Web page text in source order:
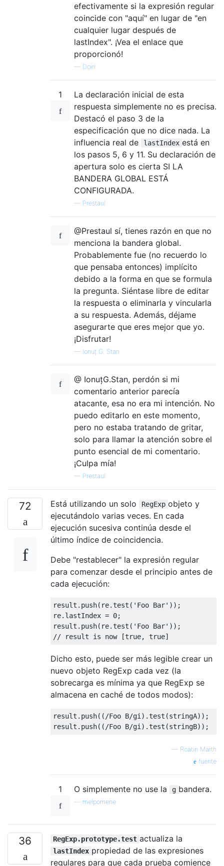
efectivamente si la expresión regular
coincide con "aquí" en lugar de "en
cualquier lugar después de
lastIndex". ¡Vea el enlace que
proporcionó!
— Doin
1
La declaración inicial de esta
respuesta simplemente no es precisa.
Destacó el paso 3 de la
especificación que no dice nada. La
influencia real de
lastIndex está en
los pasos 5, 6 y 11. Su declaración de
apertura solo es cierta SI LA
BANDERA GLOBAL ESTÁ
CONFIGURADA.
— Prestaul
@Prestaul sí, tienes razón en que no
menciona la bandera global.
Probablemente fue (no recuerdo lo
que pensaba entonces) implícito
debido a la forma en que se formula
la pregunta. Siéntase libre de editar
la respuesta o eliminarla y vincularla
a su respuesta. Además, déjame
asegurarte que eres mejor que yo.
¡Disfrutar!
— Ionuț G. Stan
@ IonuțG.Stan, perdón si mi
comentario anterior parecía
atacante, esa no era mi intención. No
puedo editarlo en este momento,
pero no estaba tratando de gritar,
solo para llamar la atención sobre el
punto esencial de mi comentario.
¡Culpa mía!
— Prestaul
72 Está utilizando un solo RegExp objeto y
ejecutándolo varias veces. En cada
ejecución sucesiva continúa desde el
último índice de coincidencia.
Debe "restablecer" la expresión regular
para comenzar desde el principio antes de
cada ejecución:
result . push( re.test ( 'Foo Bar' ));
re. lastIndex = 0;
result . push( re.test ( 'Foo Bar' ));
// result is now [true, true]
Dicho esto, puede ser más legible crear un
nuevo objeto RegExp cada vez (la
sobrecarga es mínima ya que RegExp se
almacena en caché de todos modos):
result . push(( /Foo B/gi ).test (stringA));
result . push(( /Foo B/gi ).test (stringB));
— Roatin Marth
fuente
1 O simplemente no use la g bandera.
melpomene
36 RegExp.prototype.test actualiza la
lastIndex propiedad de las expresiones
regulares para que cada prueba comience